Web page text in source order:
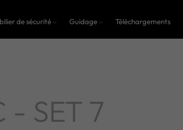
de sécurité Guidage Téléchargements
- SET 7